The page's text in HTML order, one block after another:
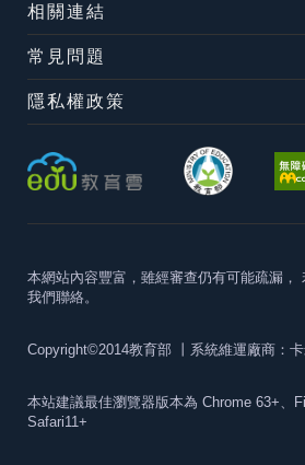
相關連結
常見問題
隱私權政策
本網站內容豐富，雖經審查仍有可能疏漏，
我們聯絡。
Copyright©2014教育部 丨系統維運廠商：
本站建議最佳瀏覽器版本為 Chrome 63+、
Safari11+